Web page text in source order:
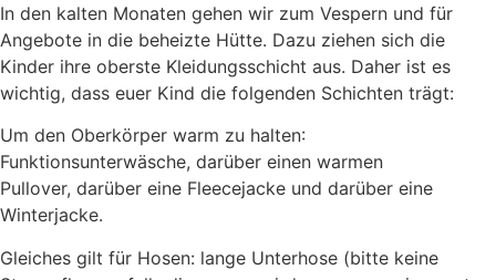
In den kalten Monaten gehen wir zum Vespern und für
Angebote in die beheizte Hütte. Dazu ziehen sich die
Kinder ihre oberste Kleidungsschicht aus. Daher ist es
wichtig, dass euer Kind die folgenden Schichten trägt:
Um den Oberkörper warm zu halten:
Funktionsunterwäsche, darüber einen warmen
Pullover, darüber eine Fleecejacke und darüber eine
Winterjacke.
Gleiches gilt für Hosen: lange Unterhose (bitte keine